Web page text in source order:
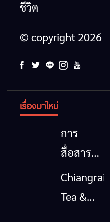
ชีวิต
© copyright 2026
เรื่องมาใหม่
การ
สื่อสาร
โทรคมนาคม
กรณีภัย
Chiangrai
Tea &
Coffee